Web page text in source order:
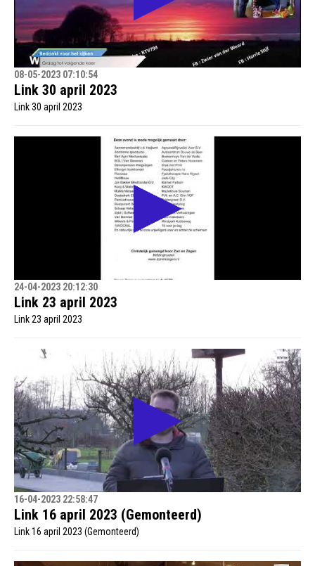
08-05-2023 07:10:54
Link 30 april 2023
Link 30 april 2023
24-04-2023 20:12:30
Link 23 april 2023
Link 23 april 2023
16-04-2023 22:58:47
Link 16 april 2023 (Gemonteerd)
Link 16 april 2023 (Gemonteerd)